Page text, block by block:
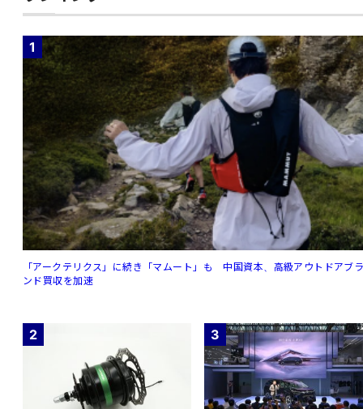
1
「アークテリクス」に続き「マムート」も 中国資本、高級アウトドアブ
ンド買収を加速
2 3